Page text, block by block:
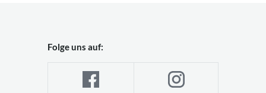
Folge uns auf: